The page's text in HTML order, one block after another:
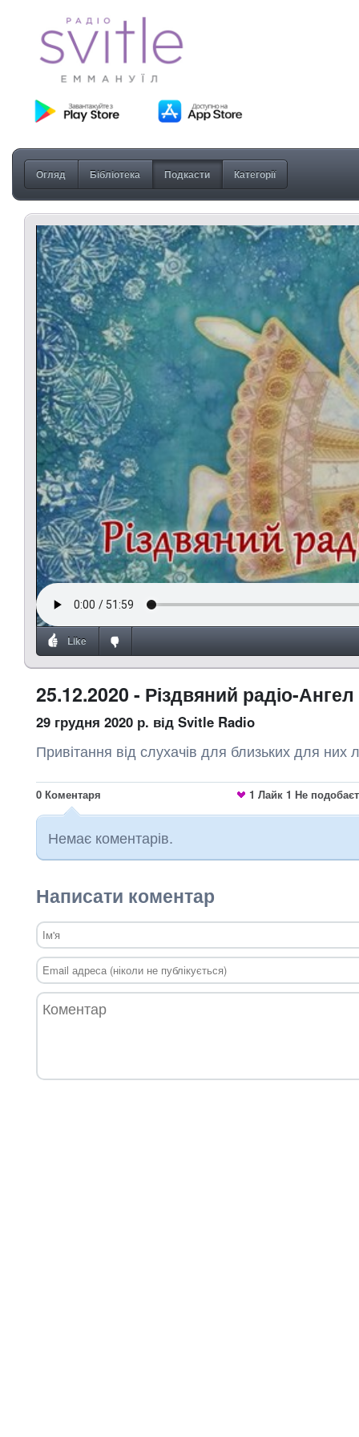
Огляд Бібліотека Подкасти Категорії
Like
25.12.2020 - Різдвяний радіо-
29 грудня 2020 р. від Svitle Radio
Привітання від слухачів для близьких для них
1 Лайк 1 Не
0 Коментаря
Немає коментарів.
Написати коментар